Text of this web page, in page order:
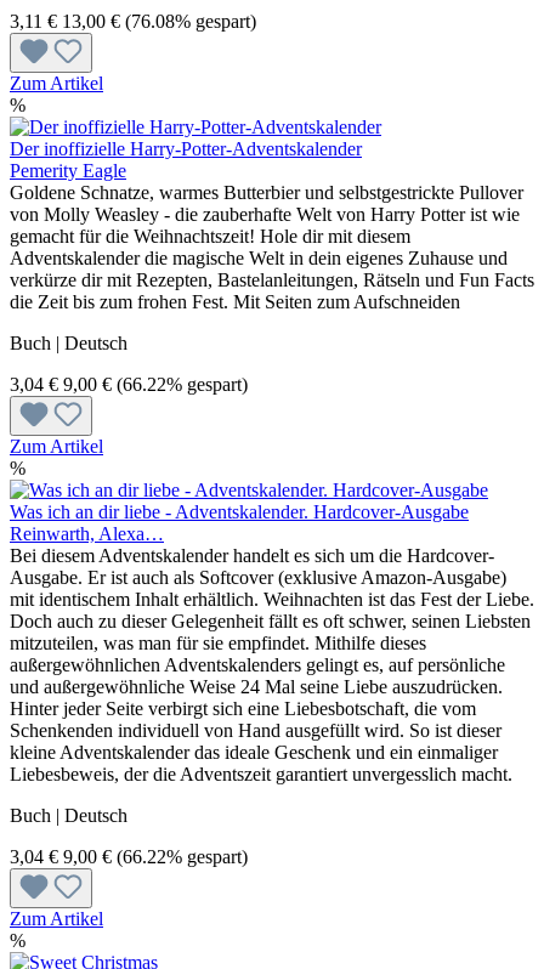
3,11 € 13,00 € (76.08% gespart)
Zum Artikel
%
Der inoffizielle Harry-Potter-Adventskalender
Pemerity Eagle
Goldene Schnatze, warmes Butterbier und selbstgestrickte Pullover
von Molly Weasley - die zauberhafte Welt von Harry Potter ist wie
gemacht für die Weihnachtszeit! Hole dir mit diesem
Adventskalender die magische Welt in dein eigenes Zuhause und
verkürze dir mit Rezepten, Bastelanleitungen, Rätseln und Fun Facts
die Zeit bis zum frohen Fest. Mit Seiten zum Aufschneiden
Buch | Deutsch
3,04 € 9,00 € (66.22% gespart)
Zum Artikel
%
Was ich an dir liebe - Adventskalender. Hardcover-Ausgabe
Reinwarth, Alexa…
Bei diesem Adventskalender handelt es sich um die Hardcover-
Ausgabe. Er ist auch als Softcover (exklusive Amazon-Ausgabe)
mit identischem Inhalt erhältlich. Weihnachten ist das Fest der Liebe.
Doch auch zu dieser Gelegenheit fällt es oft schwer, seinen Liebsten
mitzuteilen, was man für sie empfindet. Mithilfe dieses
außergewöhnlichen Adventskalenders gelingt es, auf persönliche
und außergewöhnliche Weise 24 Mal seine Liebe auszudrücken.
Hinter jeder Seite verbirgt sich eine Liebesbotschaft, die vom
Schenkenden individuell von Hand ausgefüllt wird. So ist dieser
kleine Adventskalender das ideale Geschenk und ein einmaliger
Liebesbeweis, der die Adventszeit garantiert unvergesslich macht.
Buch | Deutsch
3,04 € 9,00 € (66.22% gespart)
Zum Artikel
%